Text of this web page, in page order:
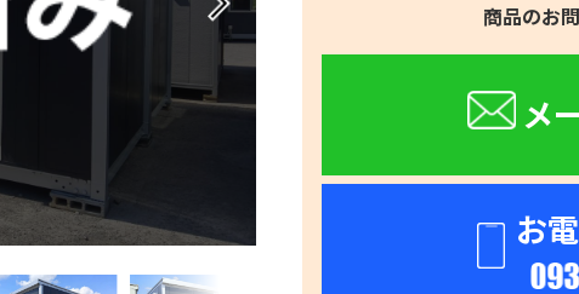
商品のお
お
メ